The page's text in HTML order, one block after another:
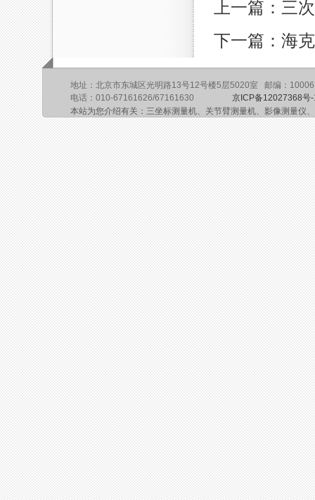
上一篇：三
下一篇：海
地址：北京市东城区光明路13号12号楼5层5020室 邮编：
电话：010-67161626/67161630 京ICP备12027368号
本站为您介绍有关：三坐标测量机、关节臂测量机、影像测量仪